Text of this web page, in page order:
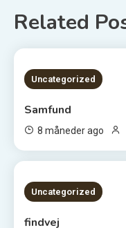
Related
1 MIN READ
Uncategorized
Samfund
8 måneder ago
1 MIN READ
Uncategorized
findvej